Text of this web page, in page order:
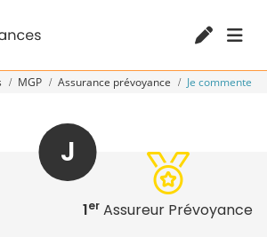
MGP Assurance prévoyance Je commente
J
1er Assureur Prévoyance